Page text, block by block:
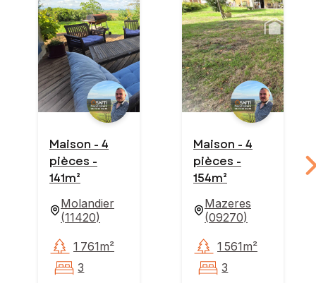
Maison - 4
pièces -
141m²
Molandier
(11420)
1 761m²
3
Maison - 4
pièces -
154m²
Mazeres
(09270)
1 561m²
3